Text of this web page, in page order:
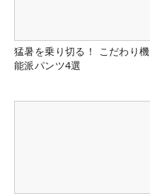
猛暑を乗り切る！ こだわり機
能派パンツ4選